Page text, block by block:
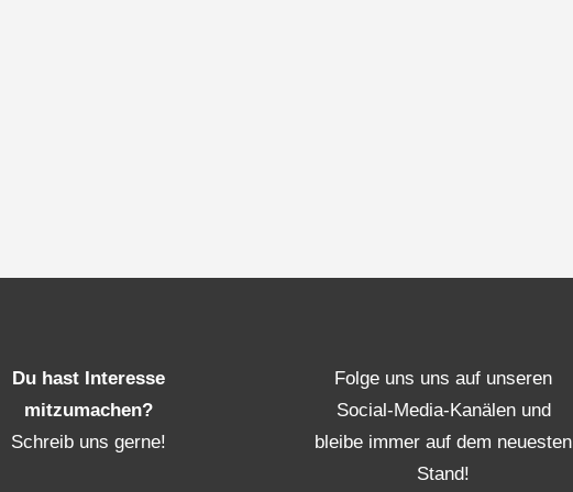
Du hast Interesse
mitzumachen?
Schreib uns gerne!
Folge uns uns auf unseren
Social-Media-Kanälen und
bleibe immer auf dem neuesten
Stand!